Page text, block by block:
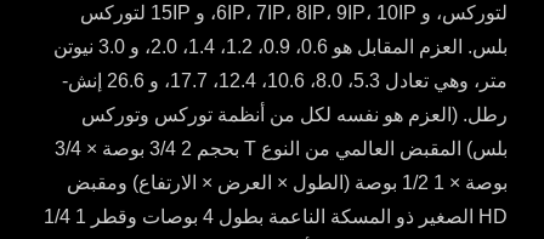
لتوركس، و 6IP، 7IP، 8IP، 9IP، 10IP، و 15IP لتوركس
بلس. العزم المقابل هو 0.6، 0.9، 1.2، 1.4، 2.0، و 3.0 نيوتن
متر، وهي تعادل 5.3، 8.0، 10.6، 12.4، 17.7، و 26.6 إنش-
رطل. (العزم هو نفسه لكل من أنظمة توركس وتوركس
بلس) المقبض العالمي من النوع T بحجم 2 3/4 بوصة × 3/4
بوصة × 1 1/2 بوصة (الطول × العرض × الارتفاع) ومقبض
HD الصغير ذو المسكة الناعمة بطول 4 بوصات وقطر 1 1/4